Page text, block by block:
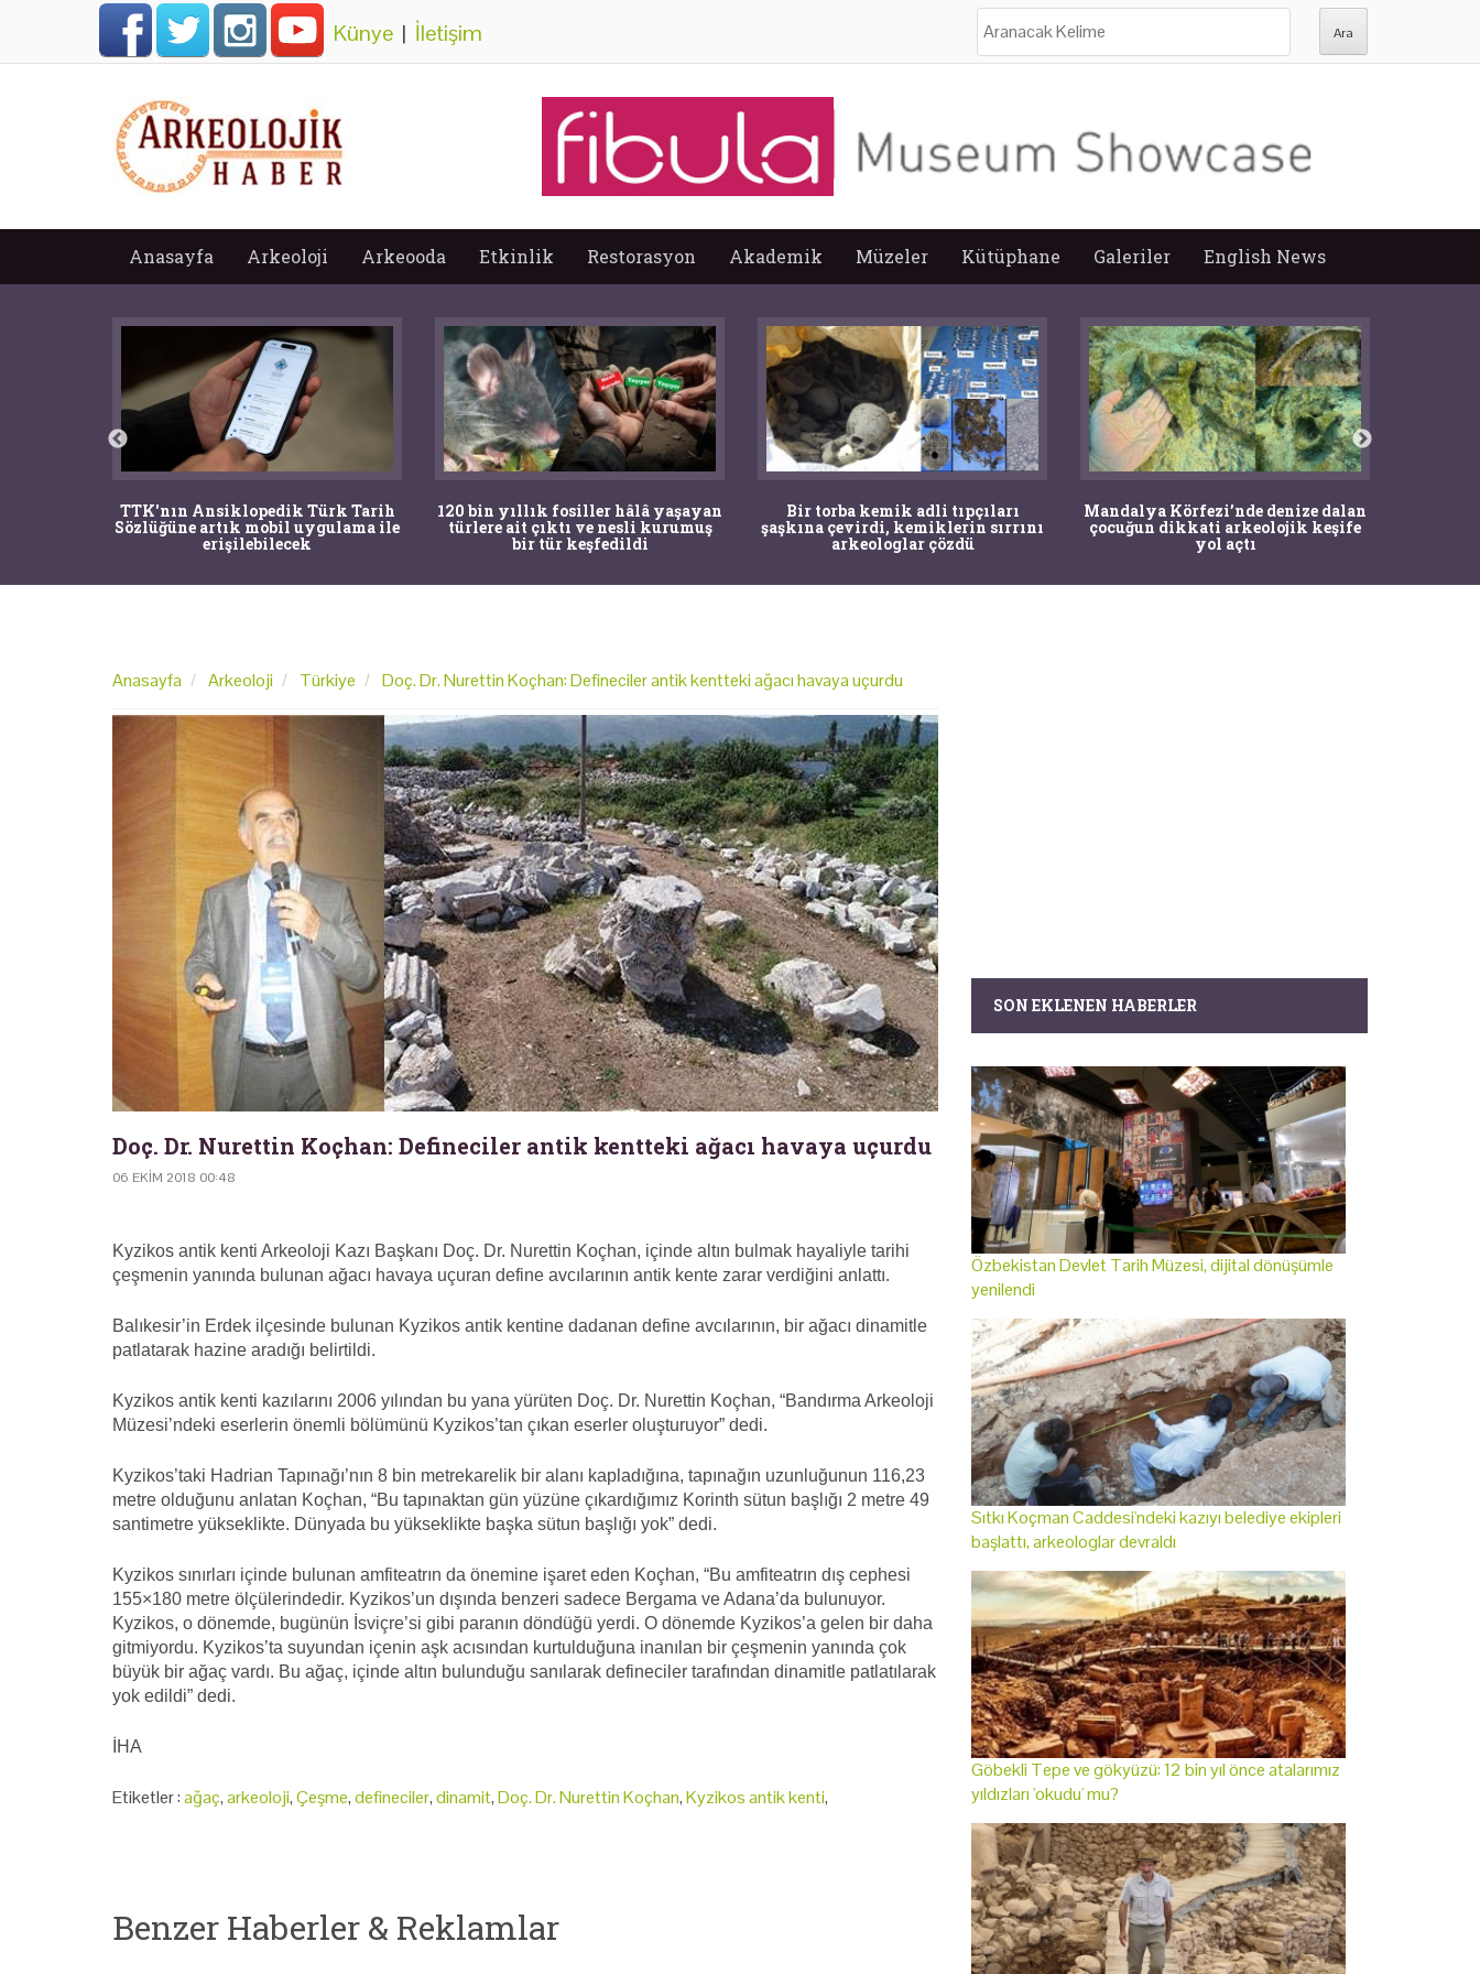
Künye | İletişim
Anasayfa Arkeoloji Arkeooda Etkinlik Restorasyon Akademik Müzeler Kütüphane Galeriler English News
TTK'nın Ansiklopedik Türk Tarih
Sözlüğüne artık mobil uygulama ile
erişilebilecek
120 bin yıllık fosiller hâlâ yaşayan
türlere ait çıktı ve nesli kurumuş
bir tür keşfedildi
Bir torba kemik adli tıpçıları
şaşkına çevirdi, kemiklerin sırrını
arkeologlar çözdü
Mandalya Körfezi’nde denize dalan
çocuğun dikkati arkeolojik keşife
yol açtı
Anasayfa Arkeoloji Türkiye Doç. Dr. Nurettin Koçhan: Defineciler antik kentteki ağacı havaya uçurdu
Doç. Dr. Nurettin Koçhan: Defineciler antik kentteki ağacı havaya uçurdu
06 EKIM 2018 00:48
Kyzikos antik kenti Arkeoloji Kazı Başkanı Doç. Dr. Nurettin Koçhan, içinde altın bulmak hayaliyle tarihi
çeşmenin yanında bulunan ağacı havaya uçuran define avcılarının antik kente zarar verdiğini anlattı.
Balıkesir’in Erdek ilçesinde bulunan Kyzikos antik kentine dadanan define avcılarının, bir ağacı dinamitle
patlatarak hazine aradığı belirtildi.
Kyzikos antik kenti kazılarını 2006 yılından bu yana yürüten Doç. Dr. Nurettin Koçhan, “Bandırma Arkeoloji
Müzesi’ndeki eserlerin önemli bölümünü Kyzikos’tan çıkan eserler oluşturuyor” dedi.
Kyzikos’taki Hadrian Tapınağı’nın 8 bin metrekarelik bir alanı kapladığına, tapınağın uzunluğunun 116,23
metre olduğunu anlatan Koçhan, “Bu tapınaktan gün yüzüne çıkardığımız Korinth sütun başlığı 2 metre 49
santimetre yükseklikte. Dünyada bu yükseklikte başka sütun başlığı yok” dedi.
Kyzikos sınırları içinde bulunan amfiteatrın da önemine işaret eden Koçhan, “Bu amfiteatrın dış cephesi
155×180 metre ölçülerindedir. Kyzikos’un dışında benzeri sadece Bergama ve Adana’da bulunuyor.
Kyzikos, o dönemde, bugünün İsviçre’si gibi paranın döndüğü yerdi. O dönemde Kyzikos’a gelen bir daha
gitmiyordu. Kyzikos’ta suyundan içenin aşk acısından kurtulduğuna inanılan bir çeşmenin yanında çok
büyük bir ağaç vardı. Bu ağaç, içinde altın bulunduğu sanılarak defineciler tarafından dinamitle patlatılarak
yok edildi” dedi.
İHA
Etiketler :ağaç,arkeoloji,Çeşme,defineciler,dinamit,Doç. Dr. Nurettin Koçhan,Kyzikos antik kenti,
Benzer Haberler & Reklamlar
SON EKLENEN HABERLER
Özbekistan Devlet Tarih Müzesi, dijital dönüşümle
yenilendi
Sıtkı Koçman Caddesi'ndeki kazıyı belediye ekipleri
başlattı, arkeologlar devraldı
Göbekli Tepe ve gökyüzü: 12 bin yıl önce atalarımız
yıldızları 'okudu' mu?